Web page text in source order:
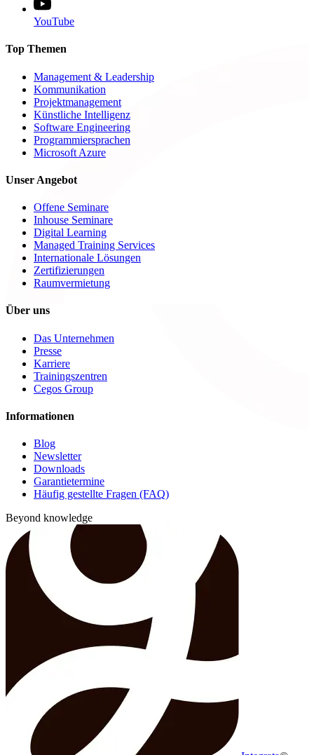
YouTube
Top Themen
Management & Leadership
Kommunikation
Projektmanagement
Künstliche Intelligenz
Software Engineering
Programmiersprachen
Microsoft Azure
Unser Angebot
Offene Seminare
Inhouse Seminare
Digital Learning
Managed Training Services
Internationale Lösungen
Zertifizierungen
Raumvermietung
Über uns
Das Unternehmen
Presse
Karriere
Trainingszentren
Cegos Group
Informationen
Blog
Newsletter
Downloads
Garantietermine
Häufig gestellte Fragen (FAQ)
Beyond knowledge